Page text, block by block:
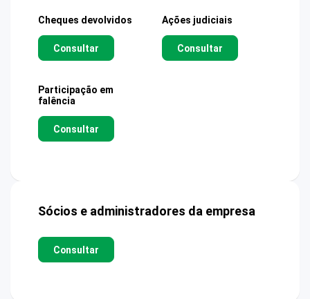
Cheques devolvidos
Consultar
Ações judiciais
Consultar
Participação em
falência
Consultar
Sócios e administradores da empresa
Consultar